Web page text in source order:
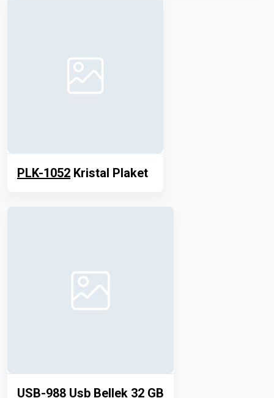
PLK-1052 Kristal Plaket
USB-988 Usb Bellek 32 GB